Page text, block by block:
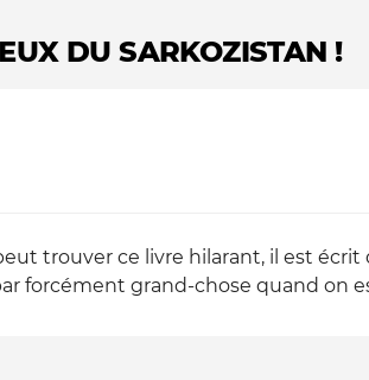
DU SARKOZISTAN !
trouver ce livre hilarant, il est
forcément grand-chose quand on